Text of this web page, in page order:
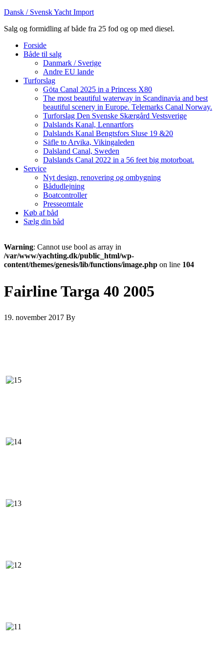
Dansk / Svensk Yacht Import
Salg og formidling af både fra 25 fod og op med diesel.
Forside
Både til salg
Danmark / Sverige
Andre EU lande
Turforslag
Göta Canal 2025 in a Princess X80
The most beautiful waterway in Scandinavia and best
beautiful scenery in Europe. Telemarks Canal Norway.
Turforslag Den Svenske Skærgård Vestsverige
Dalslands Kanal, Lennartfors
Dalslands Kanal Bengtsfors Sluse 19 &20
Säfle to Arvika, Vikingaleden
Dalsland Canal, Sweden
Dalslands Canal 2022 in a 56 feet big motorboat.
Service
Nyt design, renovering og ombygning
Bådudlejning
Boatcontroller
Presseomtale
Køb af båd
Sælg din båd
Warning: Cannot use bool as array in
/var/www/yachting.dk/public_html/wp-
content/themes/genesis/lib/functions/image.php on line 104
Fairline Targa 40 2005
19. november 2017 By